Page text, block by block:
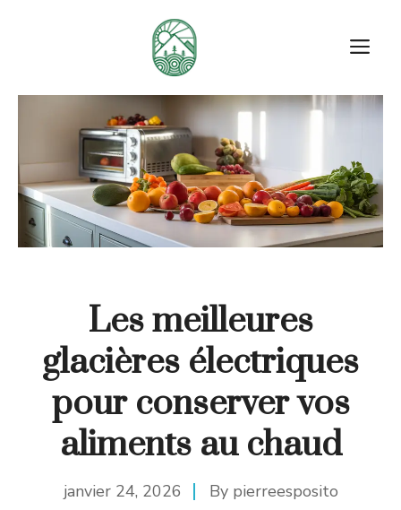
Les meilleures
glacières électriques
pour conserver vos
aliments au chaud
janvier 24, 2026 By pierreesposito